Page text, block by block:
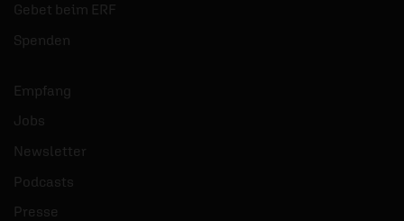
Gebet beim ERF
Spenden
Empfang
Jobs
Newsletter
Podcasts
Presse